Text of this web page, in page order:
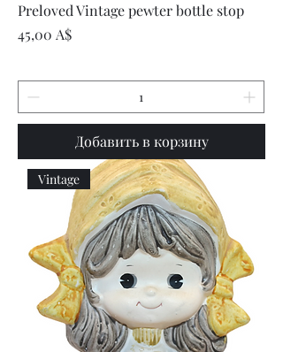
Preloved Vintage pewter bottle stop
Цена
45,00 A$
Добавить в корзину
Vintage